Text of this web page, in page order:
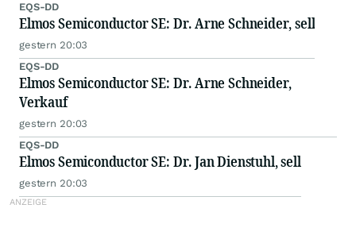
EQS-DD
Elmos Semiconductor SE: Dr. Arne Schneider, sell
gestern 20:03
EQS-DD
Elmos Semiconductor SE: Dr. Arne Schneider,
Verkauf
gestern 20:03
EQS-DD
Elmos Semiconductor SE: Dr. Jan Dienstuhl, sell
gestern 20:03